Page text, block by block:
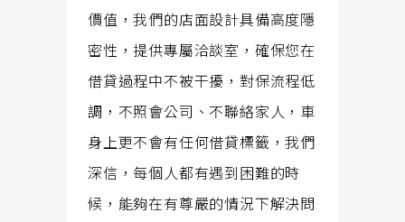
價值，我們的店面設計具備高度隱
密性，提供專屬洽談室，確保您在
借貸過程中不被干擾，對保流程低
調，不照會公司、不聯絡家人，車
身上更不會有任何借貸標籤，我們
深信，每個人都有遇到困難的時
候，能夠在有尊嚴的情況下解決問